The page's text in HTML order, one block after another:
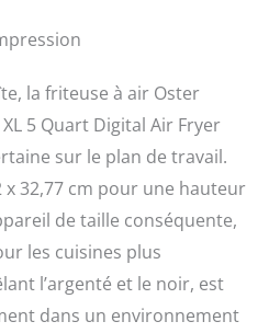
créant un revêtement
plus solide pour une
antiadhésive supérieure
au fil du temps. C'est le
revêtement anti-adhésif
le plus durable d'Oster à
ce jour Très grande
capacité : capacité de 5
litres, panier de cuisson
lavable au lave-vaisselle
(voir le livret
d'instructions pour des
la friteuse à air Oster
5 Quart Digital Air Fryer
sur le plan de travail.
x 32,77 cm pour une hauteur
de taille conséquente,
les cuisines plus
l’argenté et le noir, est
dans un environnement